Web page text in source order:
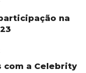
na
com a Celebrity